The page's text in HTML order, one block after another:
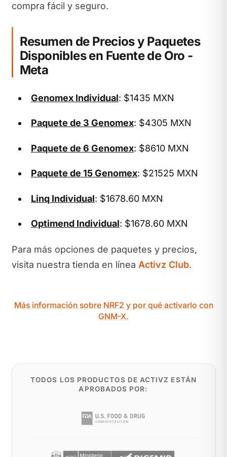
compra fácil y seguro.
Resumen de Precios y Paquetes
Disponibles en Fuente de Oro -
Meta
Genomex Individual: $1435 MXN
Paquete de 3 Genomex: $4305 MXN
Paquete de 6 Genomex: $8610 MXN
Paquete de 15 Genomex: $21525 MXN
Linq Individual: $1678.60 MXN
Optimend Individual: $1678.60 MXN
Para más opciones de paquetes y precios,
visita nuestra tienda en línea Activz Club.
Más información sobre NRF2 y por qué activarlo con
GNM-X.
TODOS LOS PRODUCTOS DE ACTIVZ ESTÁN
APROBADOS POR: